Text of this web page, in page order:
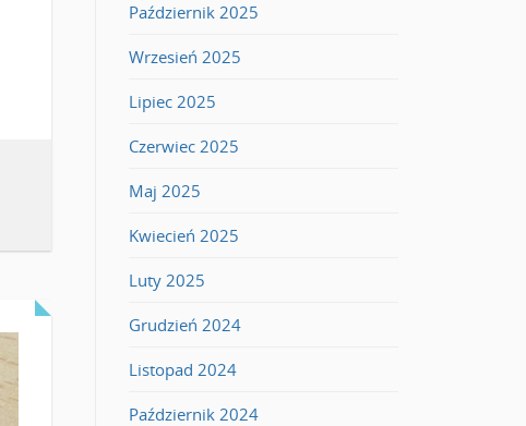
Październik 2025
Wrzesień 2025
Lipiec 2025
Czerwiec 2025
Maj 2025
Kwiecień 2025
Luty 2025
Grudzień 2024
Listopad 2024
Październik 2024